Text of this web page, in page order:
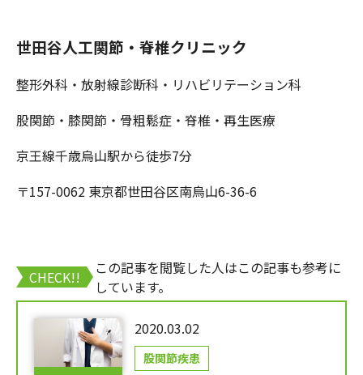
世田谷人工関節・脊椎クリニック
整形外科・放射線診断科・リハビリテーション科
股関節・膝関節・骨粗鬆症・脊椎・再生医療
京王線千歳烏山駅から徒歩7分
〒157-0062 東京都世田谷区南烏山6-36-6
CHECK!!
この記事を閲覧した人はこの記事も参考に
しています。
2020.03.02
股関節疾患